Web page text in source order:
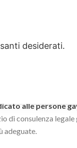
alle persone
di consulenza
adeguate.
desiderati.